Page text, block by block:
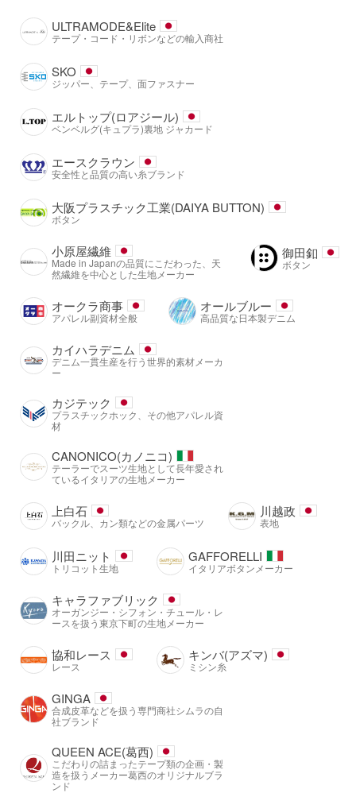
ULTRAMODE&Elite
テープ・コード・リボンなどの輸入商社
SKO
ジッパー、テープ、面ファスナー
エルトップ(ロアジール)
ベンベルグ(キュプラ)裏地 ジャカード
エースクラウン
安全性と品質の高い糸ブランド
大阪プラスチック工業(DAIYA BUTTON)
ボタン
小原屋繊維
Made in Japanの品質にこだわった、天
然繊維を中心とした生地メーカー
御田釦
ボタン
オークラ商事
アパレル副資材全般
オールブルー
高品質な日本製デニム
カイハラデニム
デニム一貫生産を行う世界的素材メーカ
ー
カジテック
プラスチックホック、その他アパレル資
材
CANONICO(カノニコ)
テーラーでスーツ生地として長年愛され
ているイタリアの生地メーカー
上白石
バックル、カン類などの金属パーツ
川越政
表地
川田ニット
トリコット生地
GAFFORELLI
イタリアボタンメーカー
キャラファブリック
オーガンジー・シフォン・チュール・レ
ースを扱う東京下町の生地メーカー
協和レース
レース
キンバ(アズマ)
ミシン糸
GINGA
合成皮革などを扱う専門商社シムラの自
社ブランド
QUEEN ACE(葛西)
こだわりの詰まったテープ類の企画・製
造を扱うメーカー葛西のオリジナルブラ
ンド